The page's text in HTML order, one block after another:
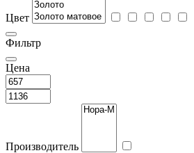
Цвет
Фильтр
Цена
Производитель